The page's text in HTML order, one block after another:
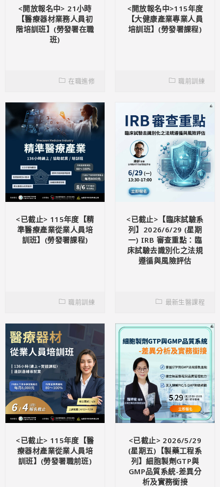
<開放報名中> 21小時
【醫療器材業務人員初
階培訓班】(勞發署在職
班)
在職進修
<開放報名中>115年度
【大健康產業專業人員
培訓班】(勞發署課程)
職前訓練
<已截止> 115年度【精
準醫療產業從業人員培
訓班】(勞發署課程)
職前訓練
<已截止>【臨床試驗系
列】2026/6/29 (星期
一) IRB 審查重點：臨
床試驗去識別化之法規
遵循與風險評估
最新生醫課程
<已截止> 115年度【醫
療器材產業從業人員培
訓班】(勞發署職前班)
<已截止> 2026/5/29
(星期五)【製藥工程系
列】細胞製劑GTP與
GMP品質系統-差異分
析及實務銜接